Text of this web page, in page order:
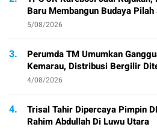
Baru Membangun Budaya Pilah
5/08/2026
3.
Perumda TM Umumkan
Kemarau, Distribusi Bergilir
4/08/2026
4.
Trisal Tahir Dipercaya Pimpin
Rahim Abdullah Di Luwu Utara